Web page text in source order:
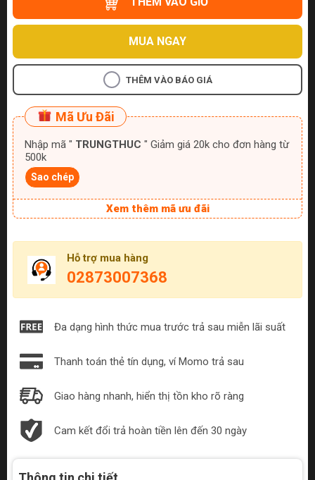
MUA NGAY
THÊM VÀO BÁO GIÁ
Mã Ưu Đãi
Nhập mã " TRUNGTHUC " Giảm giá 20k cho đơn hàng từ
500k
Sao chép
Xem thêm mã ưu đãi
Hỗ trợ mua hàng
02873007368
Đa dạng hình thức mua trước trả sau miễn lãi suất
Thanh toán thẻ tín dụng, ví Momo trả sau
Giao hàng nhanh, hiển thị tồn kho rõ ràng
Cam kết đổi trả hoàn tiền lên đến 30 ngày